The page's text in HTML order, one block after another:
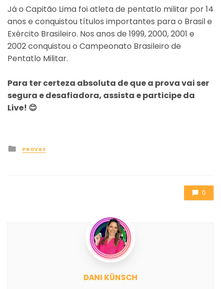
Já o Capitão Lima foi atleta de pentatlo militar por 14
anos e conquistou títulos importantes para o Brasil e
Exército Brasileiro. Nos anos de 1999, 2000, 2001 e
2002 conquistou o Campeonato Brasileiro de
Pentatlo Militar.
Para ter certeza absoluta de que a prova vai ser
segura e desafiadora, assista e participe da
Live! 😊
Posted
in
PROVAS
0
DANI KÜNSCH